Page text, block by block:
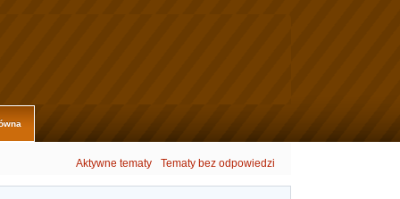
Aktywne tematy Tematy bez odpowiedzi